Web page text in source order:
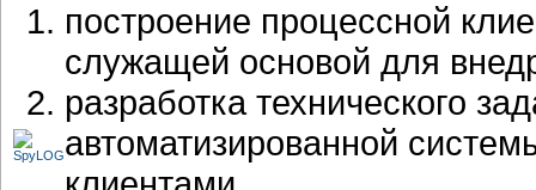
построение процессной
служащей основой для
разработка технического
автоматизированной